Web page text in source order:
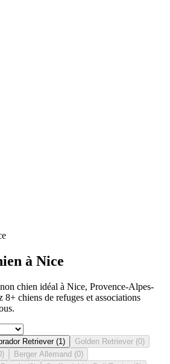
à Nice
chien idéal à Nice, Provence-Alpes-
8+ chiens de refuges et associations
Retriever (1 ) Golden Retriever (0)
) Berger Allemand (0)